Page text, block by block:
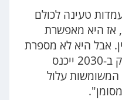
טעינה לכולם
אז היא מאפשרת
אבל היא לא מספרת
לאזרח הקטן שבשנייה שהחוק ב-2030 ייכנס
עלול